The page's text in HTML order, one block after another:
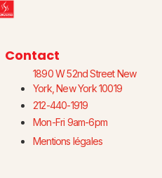
Contact
1890 W 52nd Street New
York, New York 10019
212-440-1919
Mon-Fri 9am-6pm
Mentions légales